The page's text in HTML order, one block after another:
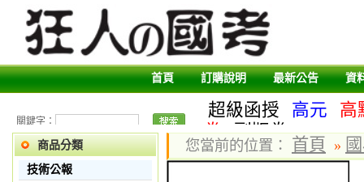
首頁 訂購說明 最新公告 資
關鍵字：
超級函授 高元
高
卷
副版卷
商品分類
技術公報
您當前的位置： 首頁 »